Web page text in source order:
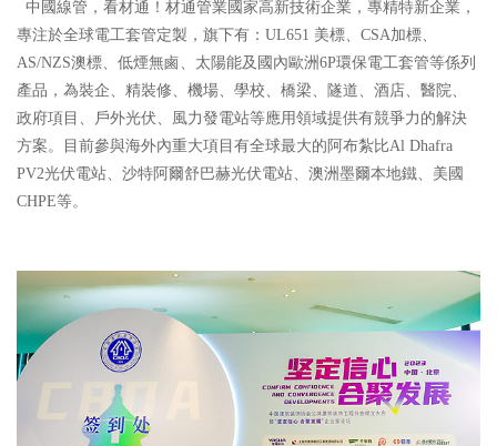
中國線管，看材通！材通管業國家高新技術企業，專精特新企業，
專注於全球電工套管定製，旗下有：UL651 美標、CSA加標、
AS/NZS澳標、低煙無鹵、太陽能及國內歐洲6P環保電工套管等係列
產品，為裝企、精裝修、機場、學校、橋梁、隧道、酒店、醫院、
政府項目、戶外光伏、風力發電站等應用領域提供有競爭力的解決
方案。目前參與海外內重大項目有全球最大的阿布紮比Al Dhafra
PV2光伏電站、沙特阿爾舒巴赫光伏電站、澳洲墨爾本地鐵、美國
CHPE等。